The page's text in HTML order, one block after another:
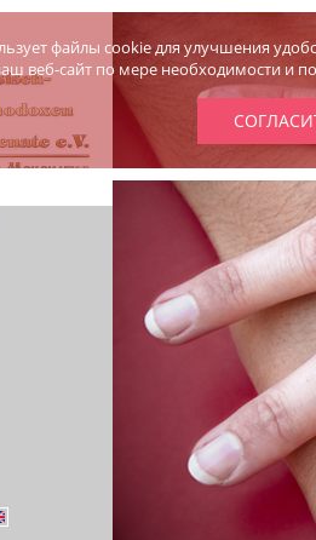
файлы cookie для улучшения
веб-сайт по мере необходимости и